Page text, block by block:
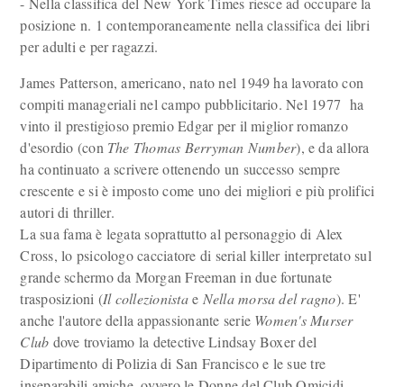
posizione n. 1 contemporaneamente nella classifica dei libri
per adulti e per ragazzi.
James Patterson, americano, nato nel 1949 ha lavorato con
compiti manageriali nel campo pubblicitario. Nel 1977 ha
vinto il prestigioso premio Edgar per il miglior romanzo
d'esordio (con The Thomas Berryman Number), e da allora
ha continuato a scrivere ottenendo un successo sempre
crescente e si è imposto come uno dei migliori e più prolifici
autori di thriller.
La sua fama è legata soprattutto al personaggio di Alex
Cross, lo psicologo cacciatore di serial killer interpretato sul
grande schermo da Morgan Freeman in due fortunate
trasposizioni (Il collezionistae Nella morsa del ragno). E'
anche l'autore della appassionante serie Women's Murser
Club dove troviamo la detective Lindsay Boxer del
Dipartimento di Polizia di San Francisco e le sue tre